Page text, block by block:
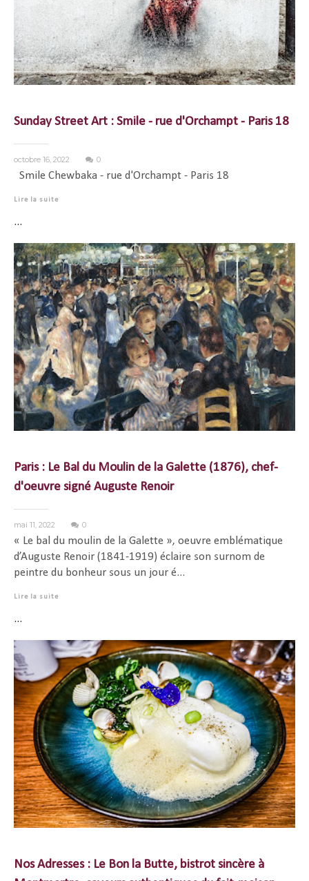
Sunday Street Art : Smile - rue d'Orchampt - Paris 18
octobre 16, 2022 0
Smile Chewbaka - rue d'Orchampt - Paris 18
Lire la suite
...
Paris : Le Bal du Moulin de la Galette (1876), chef-
d'oeuvre signé Auguste Renoir
mai 11, 2022 0
« Le bal du moulin de la Galette », oeuvre emblématique
d’Auguste Renoir (1841-1919) éclaire son surnom de
peintre du bonheur sous un jour é...
Lire la suite
...
Nos Adresses : Le Bon la Butte, bistrot sincère à